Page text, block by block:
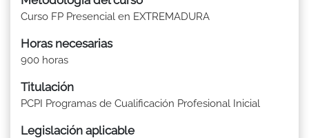
Curso FP Presencial en EXTREMADURA
Horas necesarias
900 horas
Titulación
PCPI Programas de Cualificación Profesional Inicial
Legislación aplicable